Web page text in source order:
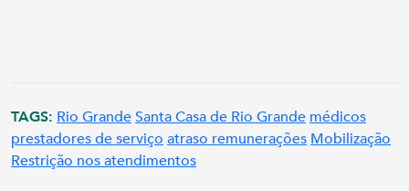
TAGS: Rio GrandeSanta Casa de Rio Grande médicos
prestadores de serviço atraso remunerações Mobilização
Restrição nos atendimentos